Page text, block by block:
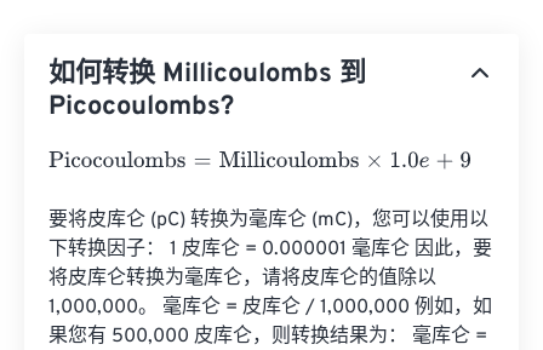
如何转换 Millicoulombs 到
Picocoulombs?
Picocoulombs=Millicoulombs×1.0e+ 9
要将皮库仑 (pC) 转换为毫库仑 (mC)，您可以使用以
下转换因子： 1 皮库仑 = 0.000001 毫库仑 因此，要
将皮库仑转换为毫库仑，请将皮库仑的值除以
1,000,000。 毫库仑 = 皮库仑 / 1,000,000 例如，如
果您有 500,000 皮库仑，则转换结果为： 毫库仑 =